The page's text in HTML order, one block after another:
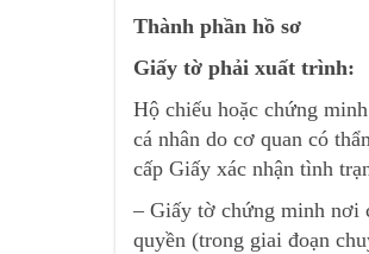
Thành phần hồ sơ
Giấy tờ phải xuất trình:
Hộ chiếu hoặc chứng
cá nhân do cơ quan có
cấp Giấy xác nhận tình
– Giấy tờ chứng minh nơi
quyền (trong giai đoạn